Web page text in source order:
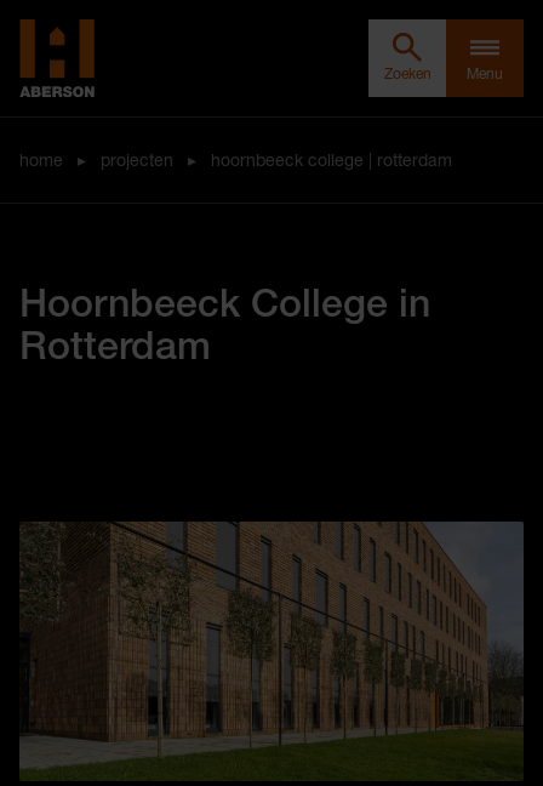
Zoeken Menu
home ▸ projecten ▸ hoornbeeck college | rotterdam
Hoornbeeck College in
Rotterdam